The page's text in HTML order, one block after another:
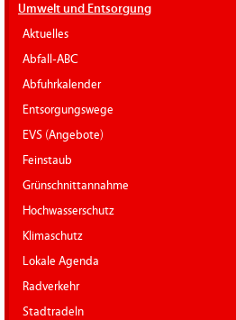
Umwelt und Entsorgung
Aktuelles
Abfall-ABC
Abfuhrkalender
Entsorgungswege
EVS (Angebote)
Feinstaub
Grünschnittannahme
Hochwasserschutz
Klimaschutz
Lokale Agenda
Radverkehr
Stadtradeln